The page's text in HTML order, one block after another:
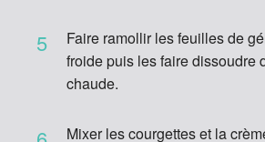
5
Faire ramollir les feuilles de
froide puis les faire dissoudre
chaude.
Mixer les courgettes et la